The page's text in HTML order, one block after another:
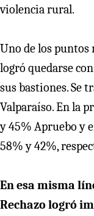
violencia rural.
Uno de los puntos
logró quedarse
sus bastiones. Se
Valparaíso. En la
y 45% Apruebo y
58% y 42%,
En esa misma
Rechazo logró